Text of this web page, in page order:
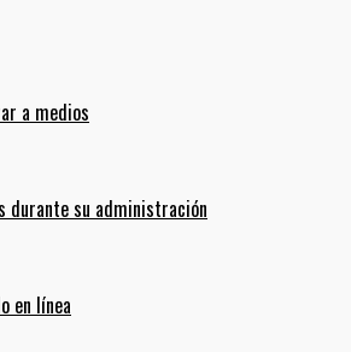
a medios
durante su administración
en línea